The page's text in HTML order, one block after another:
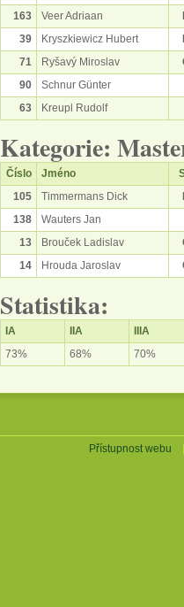
163
Veer Adriaan
39
Kryszkiewicz Hubert
71
Ryšavý Miroslav
90
Schnur Günter
63
Kreupl Rudolf
Kategorie:
Číslo Jméno
105
Timmermans Dick
138
Wauters Jan
13
Brouček Ladislav
14
Hrouda Jaroslav
Statistika:
IA IIA
IIIA
73%
68% 70%
Přístupnost webu